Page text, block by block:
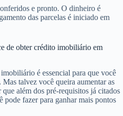
e pronto. O dinheiro é
das parcelas é iniciado em
de obter crédito imobiliário em
é essencial para que você
talvez você queira aumentar as
que além dos pré-requisitos já citados
pode fazer para ganhar mais pontos